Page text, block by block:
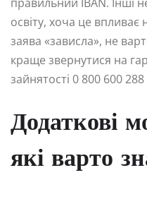
освіту, хоча це впливає
заява «зависла», не
краще звернутися на
зайнятості 0 800 600
Додаткові
які варто